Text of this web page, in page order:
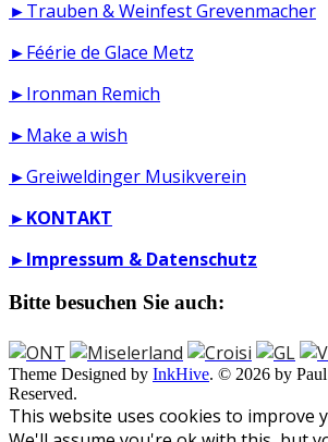
►Trauben & Weinfest Grevenmacher
►Féérie de Glace Metz
►Ironman Remich
►Make a wish
►Greiweldinger Musikverein
►KONTAKT
►Impressum & Datenschutz
Bitte besuchen Sie auch:
Theme Designed by InkHive. © 2026 by
Reserved.
This website uses cookies to improve